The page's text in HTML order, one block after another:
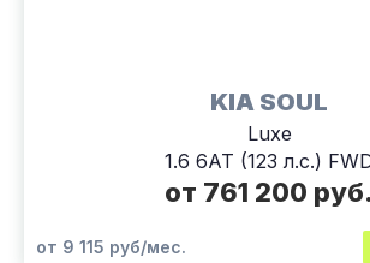
KIA SOUL
Luxe
1.6 6АТ (123 л.с.)
от 761 200 руб.
от 9 115 руб/мес.